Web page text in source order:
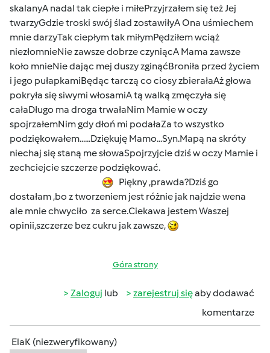
skalanyA nadal tak ciepłe i miłePrzyjrzałem się też Jej
twarzyGdzie troski swój ślad zostawiłyA Ona uśmiechem
mnie darzyTak ciepłym tak miłymPędziłem wciąż
niezłomnieNie zawsze dobrze czyniącA Mama zawsze
koło mnieNie dając mej duszy zginąćBroniła przed życiem
i jego pułapkamiBędąc tarczą co ciosy zbierałaAż głowa
pokryła się siwymi włosamiA tą walką zmęczyła się
całaDługo ma droga trwałaNim Mamie w oczy
spojrzałemNim gdy dłoń mi podałaZa to wszystko
podziękowałem......Dziękuję Mamo...Syn.Mapą na skróty
niechaj się staną me słowaSpojrzyjcie dziś w oczy Mamie i
zechciejcie szczerze podziękować.
Piękny ,prawda?Dziś go
dostałam ,bo z tworzeniem jest różnie jak najdzie wena
ale mnie chwyciło za serce.Ciekawa jestem Waszej
opinii,szczerze bez cukru jak zawsze,
Góra strony
Zaloguj lub zarejestruj sięaby dodawać
komentarze
ElaK (niezweryfikowany)